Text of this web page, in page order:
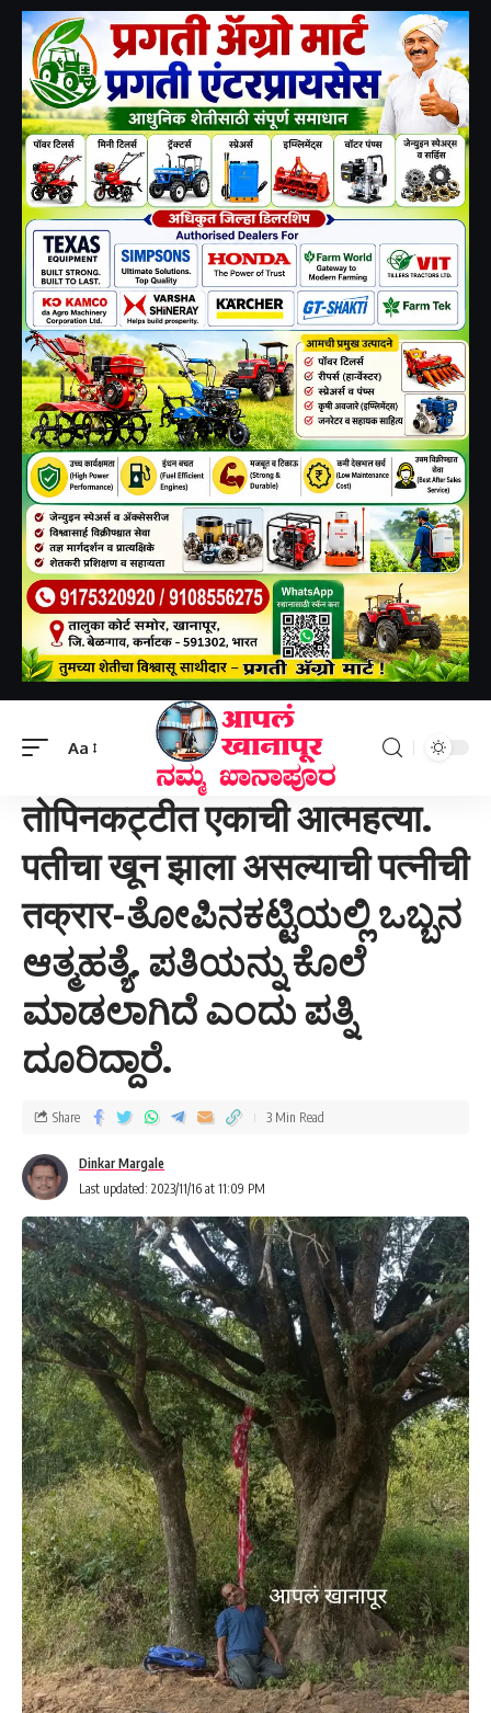
Aa
तोपिनकट्टीत एकाची आत्महत्या. पतीचा खून झाला असल्याची पत्नीची तक्रार-ತೋಪಿನಕಟ್ಟಿಯಲ್ಲಿ ಒಬ್ಬನ ಆತ್ಮಹತ್ಯೆ. ಪತಿಯನ್ನು ಕೊಲೆ ಮಾಡಲಾಗಿದೆ ಎಂದು ಪತ್ನಿ ದೂರಿದ್ದಾರೆ.
तोपिनकट्टीत एकाची आत्महत्या.
पतीचा खून झाला असल्याची पत्नीची
तक्रार-ತೋಪಿನಕಟ್ಟಿಯಲ್ಲಿ ಒಬ್ಬನ
ಆತ್ಮಹತ್ಯೆ. ಪತಿಯನ್ನು ಕೊಲೆ
ಮಾಡಲಾಗಿದೆ ಎಂದು ಪತ್ನಿ
ದೂರಿದ್ದಾರೆ.
Last updated: 2023/11/16 at 11:09 PM
Dinkar Margale
Share 3 Min Read